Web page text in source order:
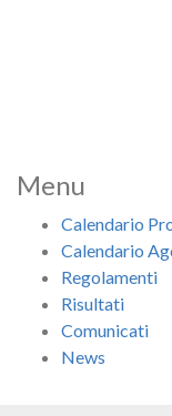
Menu
Calendario
Calendario
Regolamenti
Risultati
Comunicati
News